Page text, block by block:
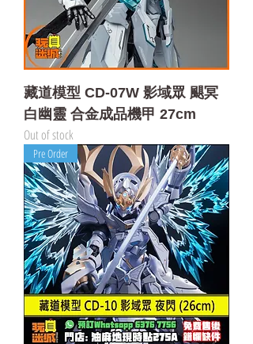
藏道模型 CD-07W 影域眾 颶冥
白幽靈 合金成品機甲 27cm
Out of stock
Pre Order